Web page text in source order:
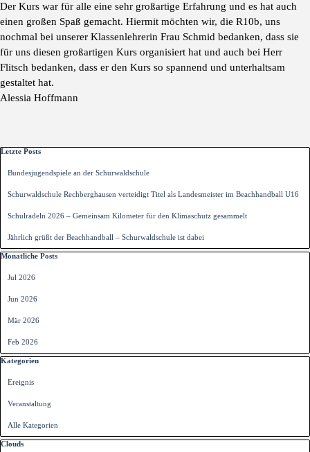
Der Kurs war für alle eine sehr großartige Erfahrung und es hat auch
einen großen Spaß gemacht. Hiermit möchten wir, die R10b, uns
nochmal bei unserer Klassenlehrerin Frau Schmid bedanken, dass sie
für uns diesen großartigen Kurs organisiert hat und auch bei Herr
Flitsch bedanken, dass er den Kurs so spannend und unterhaltsam
gestaltet hat.
Alessia Hoffmann
Block überspringen Letzte Posts
Letzte Posts
Bundesjugendspiele an der Schurwaldschule
Schurwaldschule Rechberghausen verteidigt Titel als Landesmeister im Beachhandball U16
Schulradeln 2026 – Gemeinsam Kilometer für den Klimaschutz gesammelt
Jährlich grüßt der Beachhandball – Schurwaldschule ist dabei
Block überspringen Monatliche Posts
Monatliche Posts
Jul 2026
Jun 2026
Mär 2026
Feb 2026
Block überspringen Kategorien
Kategorien
Ereignis
Veranstaltung
Alle Kategorien
Block überspringen Clouds
Clouds